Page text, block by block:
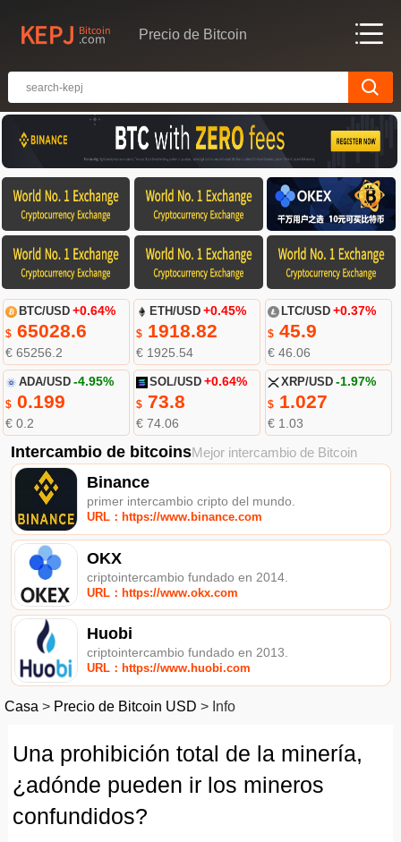
Precio de Bitcoin
BTC/USD +0.64%
$65028.6
€ 65256.2
ETH/USD +0.45%
$ 1918.82
€ 1925.54
LTC/USD +0.37%
$45.9
€ 46.06
ADA/USD -4.95%
$0.199
€ 0.2
SOL/USD +0.64%
$ 73.8
€ 74.06
XRP/USD -1.97%
$1.027
€ 1.03
Intercambio de bitcoinsMejor intercambio de Bitcoin
Binance
primer intercambio cripto del mundo.
URL：https://www.binance.com
OKX
criptointercambio fundado en 2014.
URL：https://www.okx.com
Huobi
criptointercambio fundado en 2013.
URL：https://www.huobi.com
Casa > Precio de Bitcoin USD > Info
Una prohibición total de la minería,
¿adónde pueden ir los mineros
confundidos?